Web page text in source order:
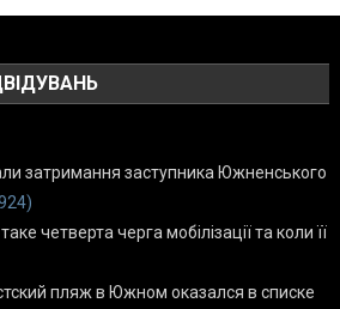
затримання заступника Южненського
четверта черга мобілізації та коли її
пляж в Южном оказался в списке